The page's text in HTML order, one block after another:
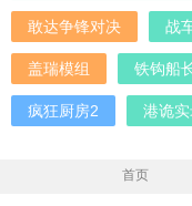
敢达争锋对决 战
盖瑞模组 铁钩船
疯狂厨房2 港诡
首页